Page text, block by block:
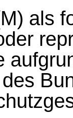
als